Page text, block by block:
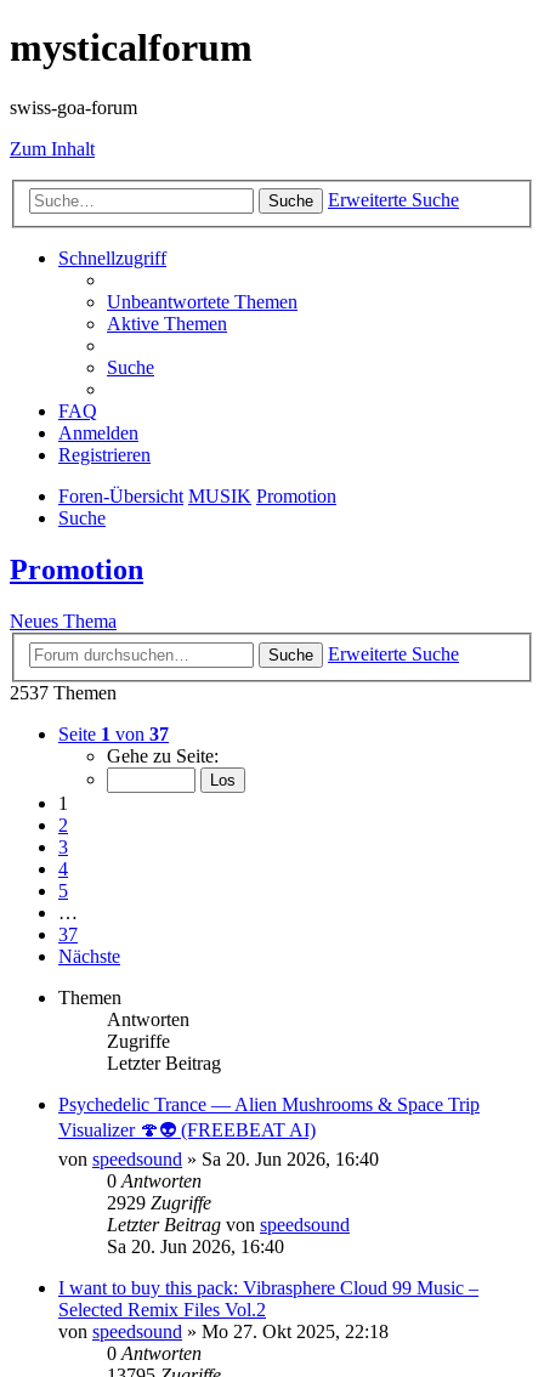
mysticalforum
swiss-goa-forum
Zum Inhalt
Suche Erweiterte Suche
Schnellzugriff
Unbeantwortete Themen
Aktive Themen
Suche
FAQ
Anmelden
Registrieren
Foren-Übersicht MUSIK Promotion
Suche
Promotion
Neues Thema
Suche
Erweiterte Suche
2537 Themen
Seite 1 von 37
Gehe zu Seite:
1
2
3
4
5
…
37
Nächste
Themen
Antworten
Zugriffe
Letzter Beitrag
Psychedelic Trance — Alien Mushrooms & Space Trip
Visualizer 🍄👽 (FREEBEAT AI)
von speedsound » Sa 20. Jun 2026, 16:40
0 Antworten
2929 Zugriffe
Letzter Beitrag von speedsound
Sa 20. Jun 2026, 16:40
I want to buy this pack: Vibrasphere Cloud 99 Music –
Selected Remix Files Vol.2
von speedsound » Mo 27. Okt 2025, 22:18
0 Antworten